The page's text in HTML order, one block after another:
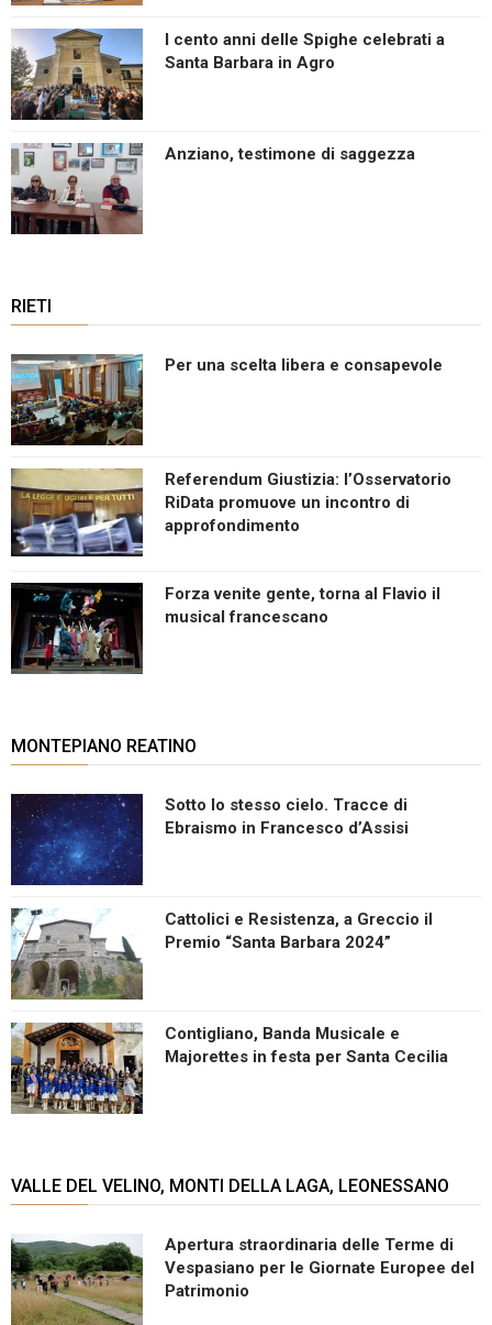
I cento anni delle Spighe celebrati a
Santa Barbara in Agro
Anziano, testimone di saggezza
RIETI
Per una scelta libera e consapevole
Referendum Giustizia: l’Osservatorio
RiData promuove un incontro di
approfondimento
Forza venite gente, torna al Flavio il
musical francescano
MONTEPIANO REATINO
Sotto lo stesso cielo. Tracce di
Ebraismo in Francesco d’Assisi
Cattolici e Resistenza, a Greccio il
Premio “Santa Barbara 2024”
Contigliano, Banda Musicale e
Majorettes in festa per Santa Cecilia
VALLE DEL VELINO, MONTI DELLA LAGA, LEONESSANO
Apertura straordinaria delle Terme di
Vespasiano per le Giornate Europee del
Patrimonio